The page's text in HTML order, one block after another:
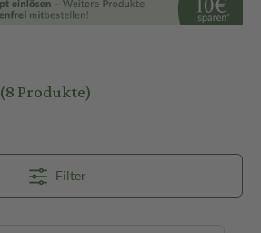
(8 Produkte)
Filter